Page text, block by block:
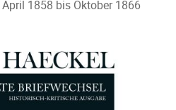
1858 bis Oktober 1866